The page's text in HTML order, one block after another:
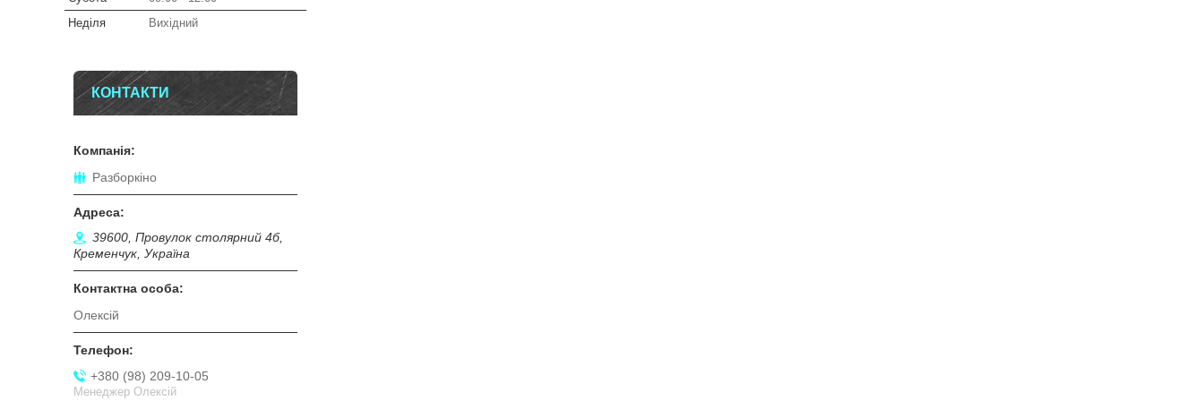
Неділя
Вихідний
КОНТАКТИ
Разборкіно
39600, Провулок столярний 4б,
Кременчук, Україна
Олексій
+380 (98) 209-10-05
Менеджер Олексій